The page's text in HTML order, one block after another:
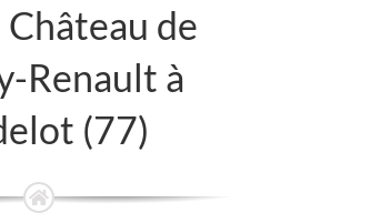
de
Renault à
(77)